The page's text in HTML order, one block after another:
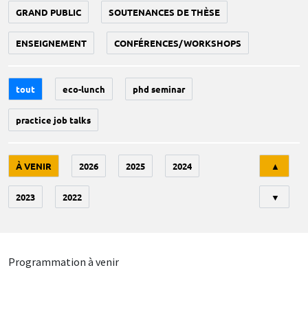
GRAND PUBLIC SOUTENANCES DE THÈSE
ENSEIGNEMENT CONFÉRENCES/WORKSHOPS
tout eco-lunch phd seminar
practice job talks
À VENIR 2026 2025 2024
2023 2022
▲
▼
Programmation à venir